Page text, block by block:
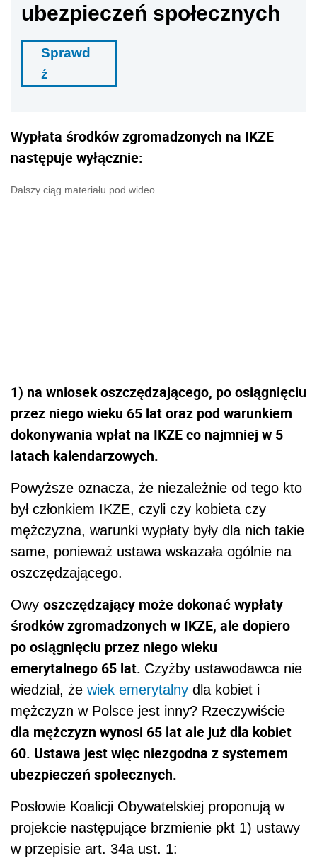
ubezpieczeń społecznych
Sprawd
ź
Wypłata środków zgromadzonych na IKZE
następuje wyłącznie:
Dalszy ciąg materiału pod wideo
1) na wniosek oszczędzającego, po osiągnięciu
przez niego wieku 65 lat oraz pod warunkiem
dokonywania wpłat na IKZE co najmniej w 5
latach kalendarzowych.
Powyższe oznacza, że niezależnie od tego kto
był członkiem IKZE, czyli czy kobieta czy
mężczyzna, warunki wypłaty były dla nich takie
same, ponieważ ustawa wskazała ogólnie na
oszczędzającego.
Owy oszczędzający może dokonać wypłaty
środków zgromadzonych w IKZE, ale dopiero
po osiągnięciu przez niego wieku
emerytalnego 65 lat. Czyżby ustawodawca nie
wiedział, że wiek emerytalny dla kobiet i
mężczyzn w Polsce jest inny? Rzeczywiście
dla mężczyzn wynosi 65 lat ale już dla kobiet
60. Ustawa jest więc niezgodna z systemem
ubezpieczeń społecznych.
Posłowie Koalicji Obywatelskiej proponują w
projekcie następujące brzmienie pkt 1) ustawy
w przepisie art. 34a ust. 1: